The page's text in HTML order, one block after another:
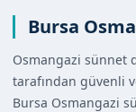
Bursa
Osmangazi sünnet
tarafından güvenli
Bursa Osmangazi